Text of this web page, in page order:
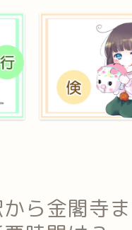
から金閣寺